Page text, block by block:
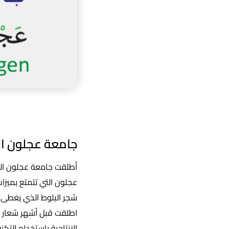
جامعة عجلون
أطلقت جامعة عجلون
عجلون التي تتمتع
شجر البلوط الذي
اطلقت قبل أشهر شعار